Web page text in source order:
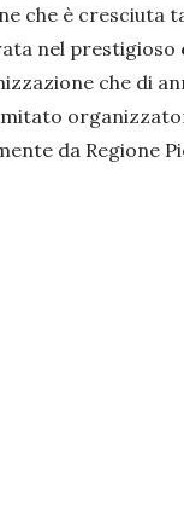
che è cresciuta
nel prestigioso
che di
da Regione